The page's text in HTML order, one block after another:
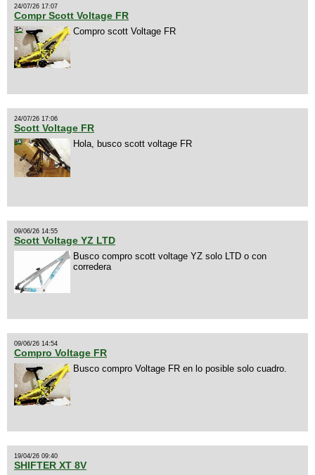
24/07/26 17:07
Compr Scott Voltage FR
Compro scott Voltage FR
24/07/26 17:06
Scott Voltage FR
Hola, busco scott voltage FR
09/06/26 14:55
Scott Voltage YZ LTD
Busco compro scott voltage YZ solo LTD o con
corredera
09/06/26 14:54
Compro Voltage FR
Busco compro Voltage FR en lo posible solo cuadro.
19/04/26 09:40
SHIFTER XT 8V